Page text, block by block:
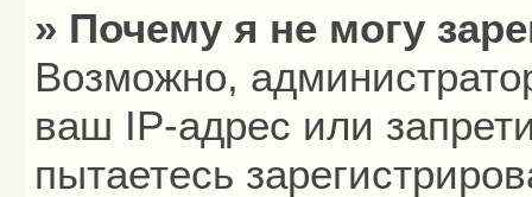
» Почему я не могу
Возможно,
ваш IP-адрес или
пытаетесь